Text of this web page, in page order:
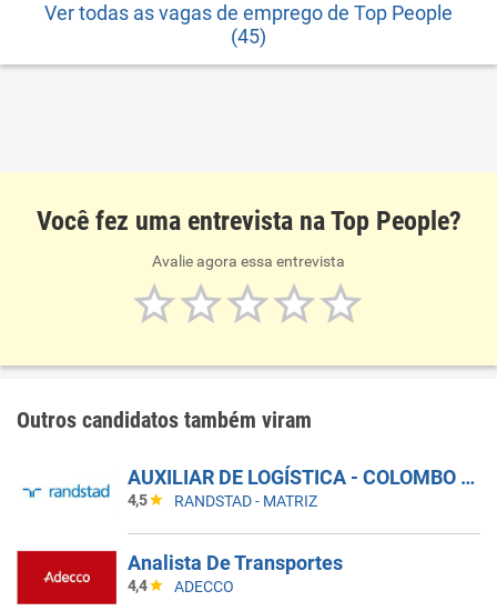
Ver todas as vagas de emprego de Top People
(45)
Você fez uma entrevista na Top People?
Avalie agora essa entrevista
Outros candidatos também viram
AUXILIAR DE LOGÍSTICA - COLOMBO - PR
4,5 RANDSTAD - MATRIZ
Analista De Transportes
4,4 ADECCO